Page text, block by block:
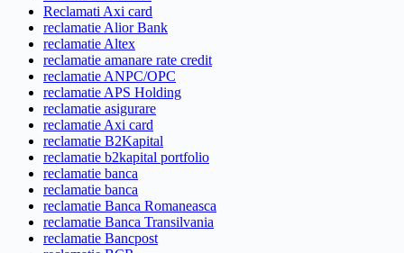
Reclamati Axi card
reclamatie Alior Bank
reclamatie Altex
reclamatie amanare rate credit
reclamatie ANPC/OPC
reclamatie APS Holding
reclamatie asigurare
reclamatie Axi card
reclamatie B2Kapital
reclamatie b2kapital portfolio
reclamatie banca
reclamatie banca
reclamatie Banca Romaneasca
reclamatie Banca Transilvania
reclamatie Bancpost